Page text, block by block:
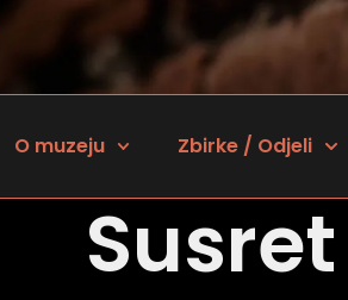
O muzeju Zbirke / Odjeli